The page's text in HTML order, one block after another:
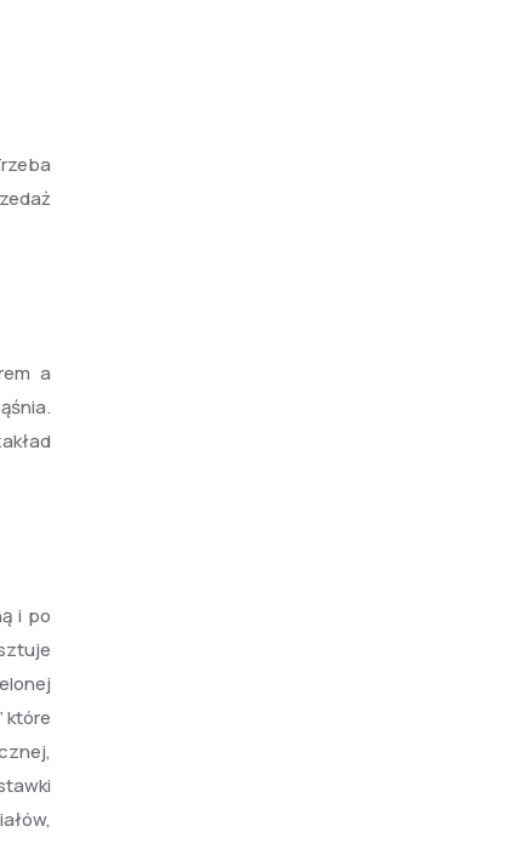
a
i po
które